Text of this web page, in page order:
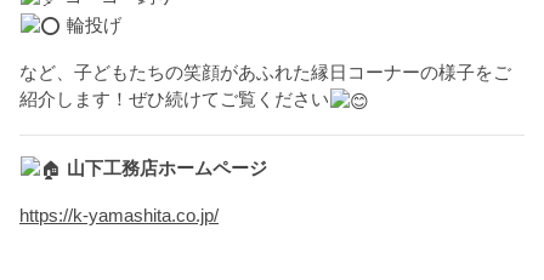
輪投げ
など、子どもたちの笑顔があふれた縁日コーナーの様子をご
紹介します！ぜひ続けてご覧ください
山下工務店ホームページ
https://k-yamashita.co.jp/